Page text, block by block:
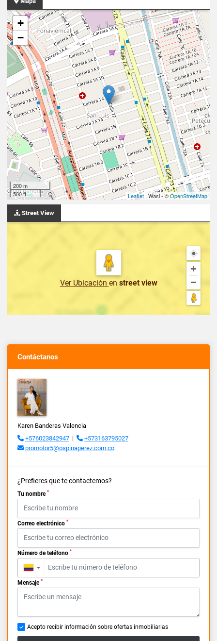
+
−
200 m
500 ft
Leaflet | Wasi - ©OpenStreetMap
Street View
Ver Ubicación en street view
Contáctanos
Karen Banderas Valencia
+576023842947 |
+573163795027
promotor5@ospinaperez.com.co
¿Prefieres que te contactemos?
Tu nombre *
Correo electrónico *
Número de teléfono *
▼
Mensaje *
Acepto recibir información sobre ofertas inmobiliarias